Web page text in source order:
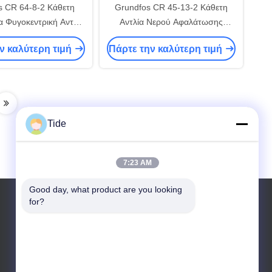
CR 64-8-2 Κάθετη
Αντλία
Αντλία
Πίεσης Αντλία
καλύτερη τιμή
Grundfos CR 45-13-2 Κάθετη
Αντλία Νερού Αφαλάτωσης
Βιομηχανικού Συστήματος
Σωληνώσεων Κυκλοφορίας
Πάρτε την καλύτερη τιμή
Tide
7:23 AM
Good day, what product are you looking
for?